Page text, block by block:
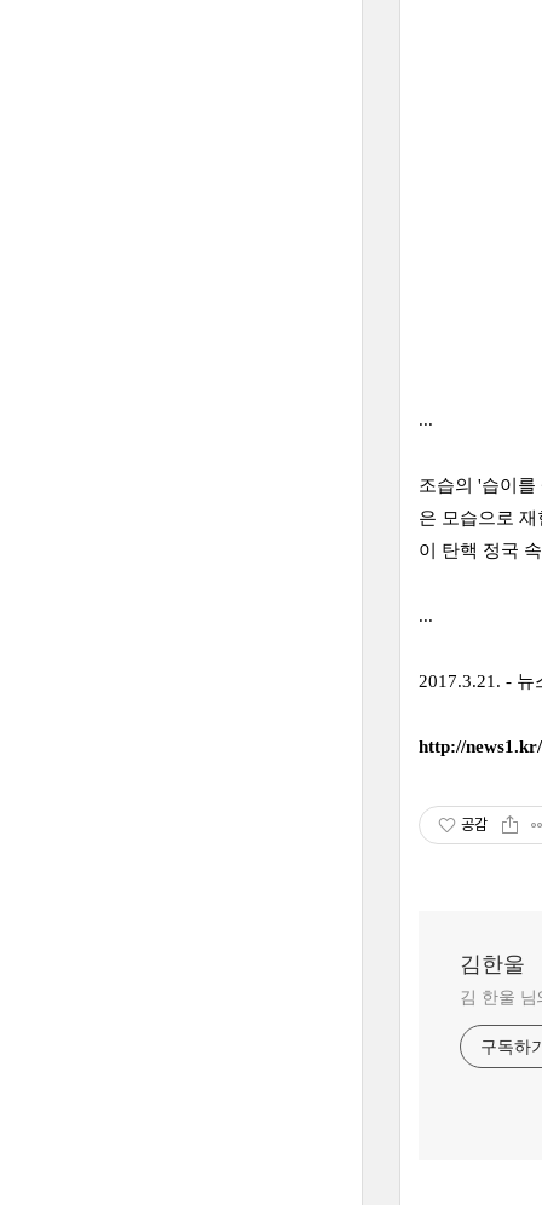
...
조습의 '습이를
은 모습으로
이 탄핵 정국
...
2017.3.21. - 뉴
http://
공감
김한울
김 한울 님
구독하